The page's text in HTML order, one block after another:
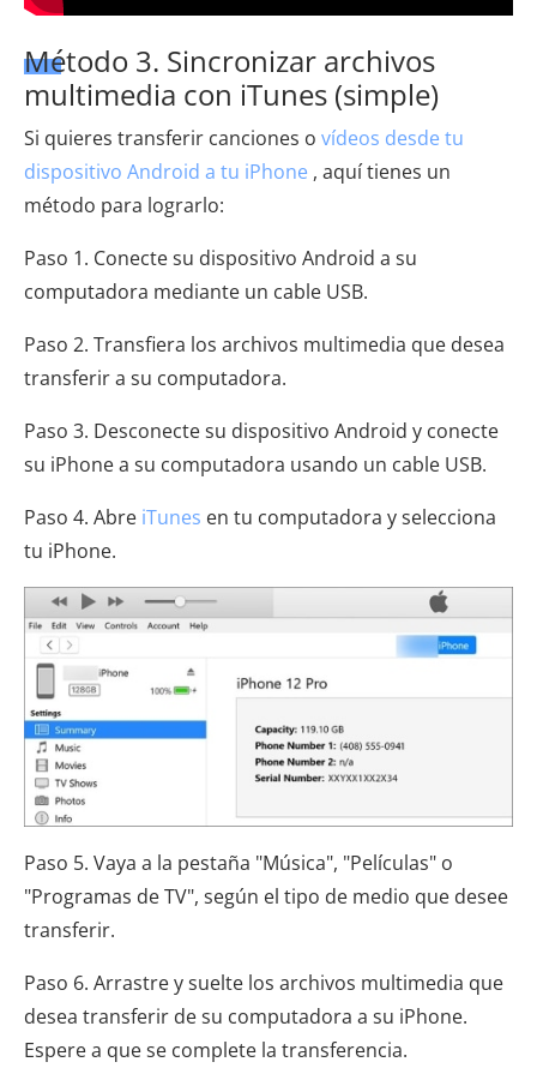
Método 3. Sincronizar archivos
multimedia con iTunes (simple)
Si quieres transferir canciones o vídeos desde tu
dispositivo Android a tu iPhone , aquí tienes un
método para lograrlo:
Paso 1. Conecte su dispositivo Android a su
computadora mediante un cable USB.
Paso 2. Transfiera los archivos multimedia que desea
transferir a su computadora.
Paso 3. Desconecte su dispositivo Android y conecte
su iPhone a su computadora usando un cable USB.
Paso 4. Abre iTunes en tu computadora y selecciona
tu iPhone.
Paso 5. Vaya a la pestaña "Música", "Películas" o
"Programas de TV", según el tipo de medio que desee
transferir.
Paso 6. Arrastre y suelte los archivos multimedia que
desea transferir de su computadora a su iPhone.
Espere a que se complete la transferencia.